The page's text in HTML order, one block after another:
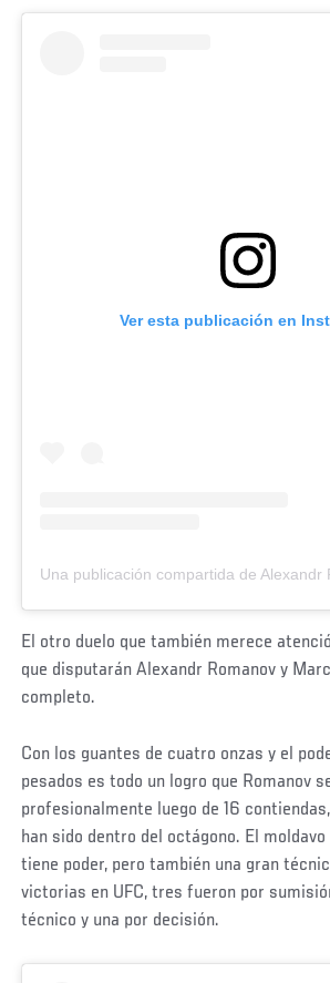
Ver esta publicación en
El otro duelo que también merece
que disputarán Alexandr Romanov y
completo.
Con los guantes de cuatro onzas y el
pesados es todo un logro que Romanov
profesionalmente luego de 16
han sido dentro del octágono. El
tiene poder, pero también una gran
victorias en UFC, tres fueron por
técnico y una por decisión.